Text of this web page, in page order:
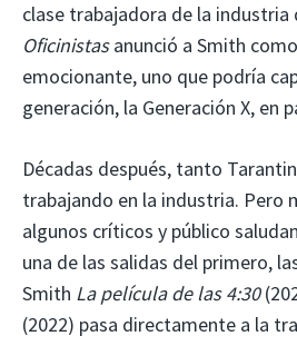
clase trabajadora de la industria
Oficinistasanunció a Smith
emocionante, uno que podría
generación, la Generación X, en
Décadas después, tanto
trabajando en la industria. Pero
algunos críticos y público
una de las salidas del primero,
Smith La película de las 4:30
(2022) pasa directamente a la